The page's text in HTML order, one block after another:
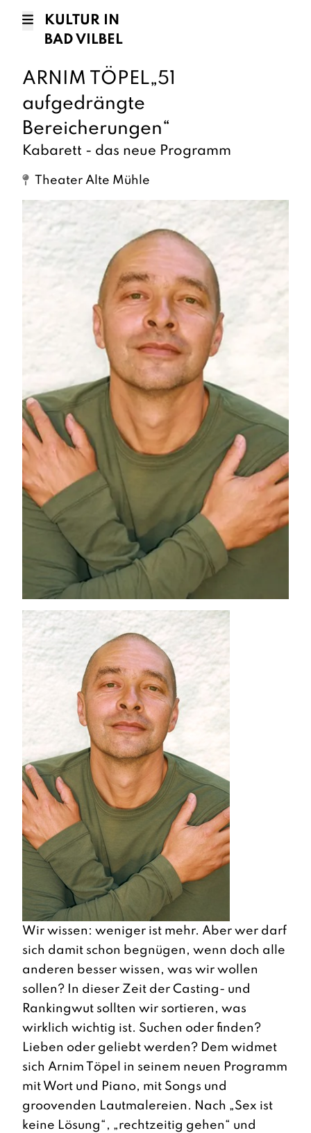
KULTUR IN
BAD VILBEL
ARNIM TÖPEL„51
aufgedrängte
Bereicherungen“
Kabarett - das neue Programm
Theater Alte Mühle
Wir wissen: weniger ist mehr. Aber wer darf
sich damit schon begnügen, wenn doch alle
anderen besser wissen, was wir wollen
sollen? In dieser Zeit der Casting- und
Rankingwut sollten wir sortieren, was
wirklich wichtig ist. Suchen oder finden?
Lieben oder geliebt werden? Dem widmet
sich Arnim Töpel in seinem neuen Programm
mit Wort und Piano, mit Songs und
groovenden Lautmalereien. Nach „Sex ist
keine Lösung“, „rechtzeitig gehen“ und